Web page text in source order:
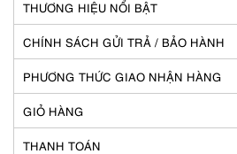
THƯƠNG HIỆU NỔI BẬT
CHÍNH SÁCH GỬI TRẢ / BẢO HÀNH
PHƯƠNG THỨC GIAO NHẬN HÀNG
GIỎ HÀNG
THANH TOÁN